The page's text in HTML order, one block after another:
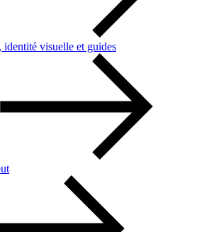
identité visuelle et guides